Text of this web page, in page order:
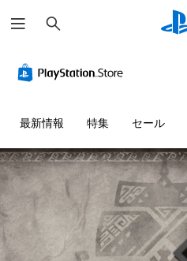
索
最新情報 特集 セール